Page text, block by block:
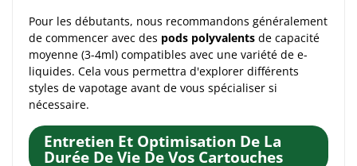
Pour les débutants, nous recommandons généralement
de commencer avec des pods polyvalents de capacité
moyenne (3-4ml) compatibles avec une variété de e-
liquides. Cela vous permettra d'explorer différents
styles de vapotage avant de vous spécialiser si
nécessaire.
Entretien Et Optimisation De La
Durée De Vie De Vos Cartouches